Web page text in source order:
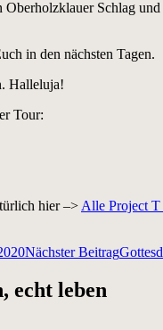
Schlag
in den nächsten Tagen.
Halleluja!
Tour:
hier –> Alle Project T
Nächster Beitrag
echt leben